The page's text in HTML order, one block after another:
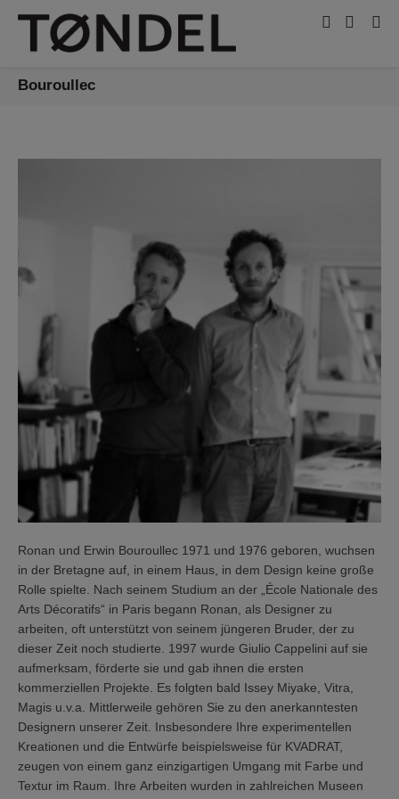
Bouroullec
Ronan und Erwin Bouroullec 1971 und 1976 geboren, wuchsen
in der Bretagne auf, in einem Haus, in dem Design keine große
Rolle spielte. Nach seinem Studium an der „École Nationale des
Arts Décoratifs“ in Paris begann Ronan, als Designer zu
arbeiten, oft unterstützt von seinem jüngeren Bruder, der zu
dieser Zeit noch studierte. 1997 wurde Giulio Cappelini auf sie
aufmerksam, förderte sie und gab ihnen die ersten
kommerziellen Projekte. Es folgten bald Issey Miyake, Vitra,
Magis u.v.a. Mittlerweile gehören Sie zu den anerkanntesten
Designern unserer Zeit. Insbesondere Ihre experimentellen
Kreationen und die Entwürfe beispielsweise für KVADRAT,
zeugen von einem ganz einzigartigen Umgang mit Farbe und
Textur im Raum. Ihre Arbeiten wurden in zahlreichen Museen